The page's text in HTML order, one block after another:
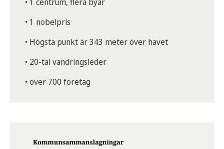
• 1 nobelpris
• Högsta punkt är 343 meter över havet
• 20-tal vandringsleder
• över 700 företag